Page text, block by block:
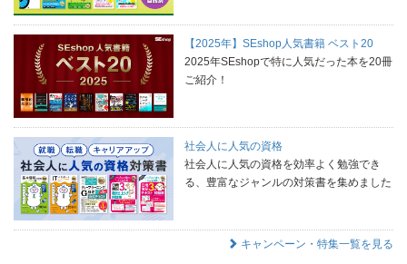
【2025年】SEshop人気書籍 ベスト20
2025年SEshopで特に人気だった本を20冊
ご紹介！
社会人に人気の資格
社会人に人気の資格を効率よく勉強でき
る、豊富なジャンルの対策書を集めました
キャンペーン・特集一覧を見る